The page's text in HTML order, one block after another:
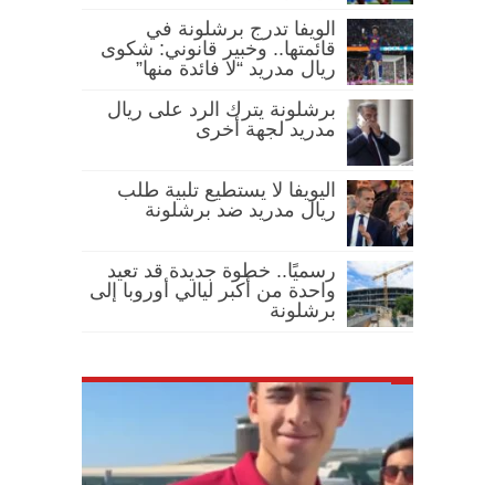
الويفا تدرج برشلونة في
قائمتها.. وخبير قانوني: شكوى
ريال مدريد “لا فائدة منها”
برشلونة يترك الرد على ريال
مدريد لجهة أخرى
اليويفا لا يستطيع تلبية طلب
ريال مدريد ضد برشلونة
رسميًا.. خطوة جديدة قد تعيد
واحدة من أكبر ليالي أوروبا إلى
برشلونة